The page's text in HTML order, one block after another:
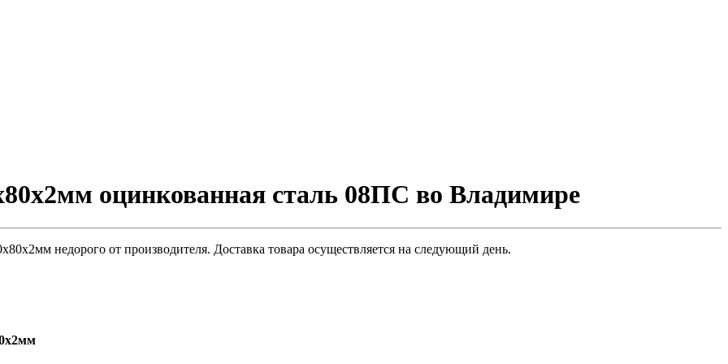
оцинкованная сталь 08ПС во Владимире
недорого от производителя. Доставка товара осуществляется на следующий день.